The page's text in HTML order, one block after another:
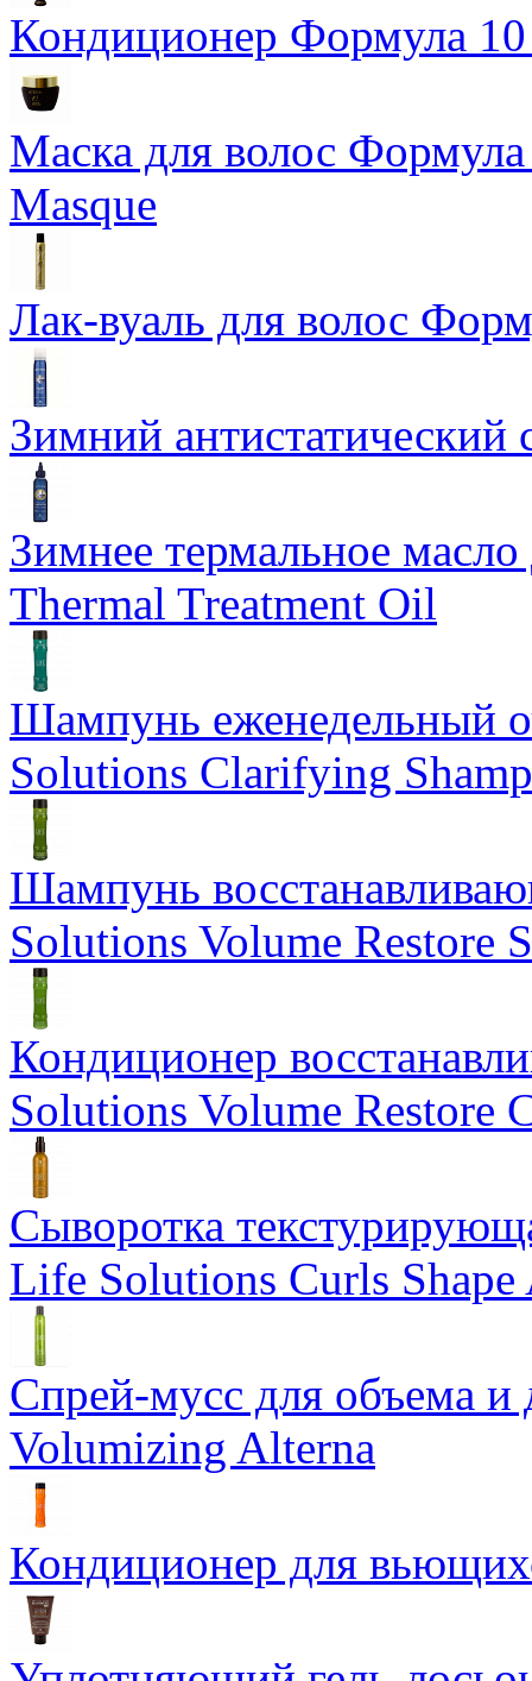
Кондиционер Формула
Маска для волос
Masque
Лак-вуаль для волос
Зимний
Зимнее термальное
Thermal Treatment Oil
Шампунь еженедельный
Solutions Clarifying
Шампунь
Solutions Volume Restore
Кондиционер
Solutions Volume Restore
Сыворотка
Life Solutions Curls
Спрей-мусс для объема и
Volumizing Alterna
Кондиционер для